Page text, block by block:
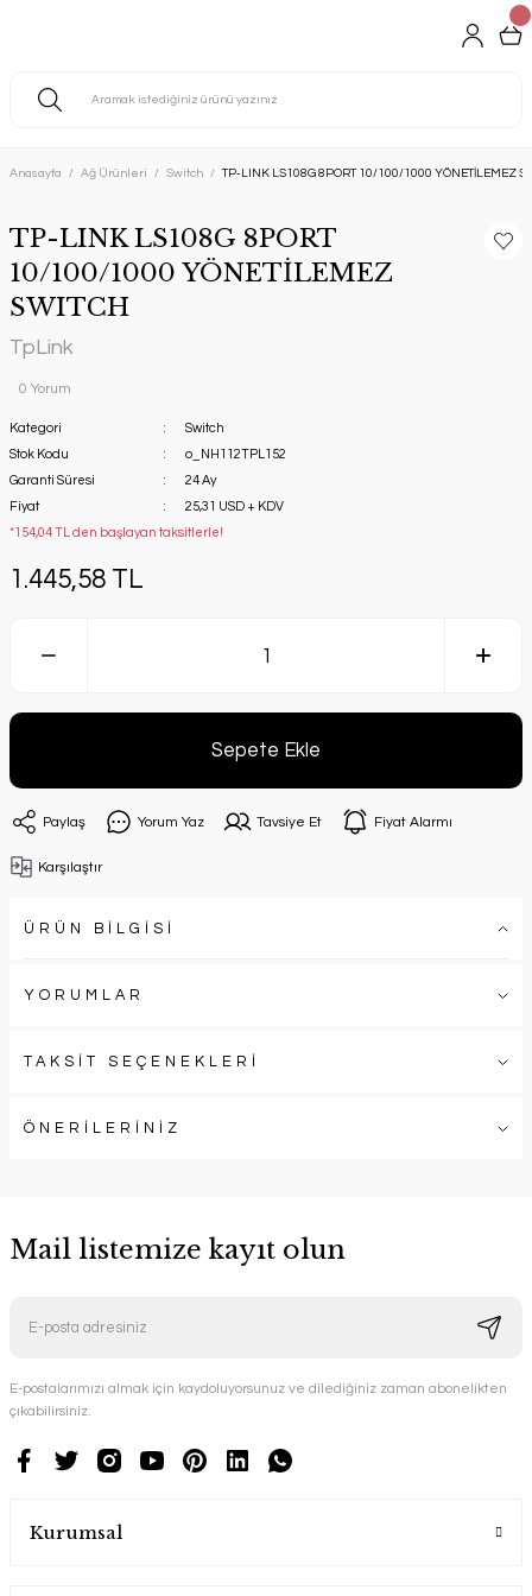
Anasayfa Ağ Ürünleri Switch TP-LINK LS108G 8PORT 10/100/1000 YÖNETİLEMEZ
TP-LINK LS108G 8PORT
10/100/1000 YÖNETİLEMEZ
SWITCH
TpLink
0 Yorum
Kategori
Switch
Stok Kodu
o_NH112TPL152
Garanti Süresi
24 Ay
Fiyat
25,31 USD + KDV
*154,04 TL den başlayan taksitlerle!
1.445,58 TL
Sepete Ekle
Paylaş Yorum Yaz Tavsiye Et Fiyat Alarmı
Karşılaştır
ÜRÜN BİLGİSİ
YORUMLAR
TAKSİT SEÇENEKLERİ
ÖNERİLERİNİZ
Mail listemize kayıt olun
E-postalarımızı almak için kaydoluyorsunuz ve dilediğiniz zaman abonelikten
çıkabilirsiniz.
Kurumsal